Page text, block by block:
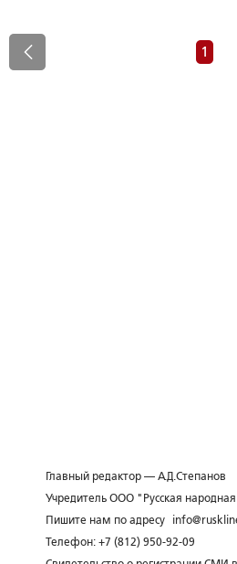
1
Главный редактор — А.Д.Степанов
Учредитель ООО "Русская
Пишите нам по адресу
Телефон: +7 (812) 950-92-09